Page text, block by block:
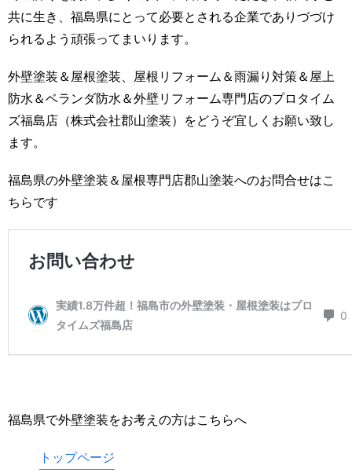
共に生き、福島県にとって必要とされる企業でありづづけ
られるよう頑張ってまいります。
外壁塗装＆屋根塗装、屋根リフォーム＆雨漏り対策＆屋上
防水＆ベランダ防水＆外壁リフォーム専門店のプロタイム
ズ福島店（株式会社郡山塗装）をどうぞ宜しくお願い致し
ます。
福島県の外壁塗装＆屋根専門店郡山塗装へのお問合せはこ
ちらです
福島県で外壁塗装をお考えの方はこちらへ
トップページ